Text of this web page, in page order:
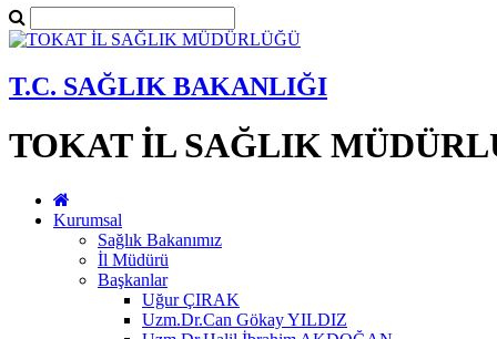
T.C. SAĞLIK BAKANLIĞI
TOKAT İL SAĞLIK
Kurumsal
Sağlık Bakanımız
İl Müdürü
Başkanlar
Uğur ÇIRAK
Uzm.Dr.Can Gökay YILDIZ